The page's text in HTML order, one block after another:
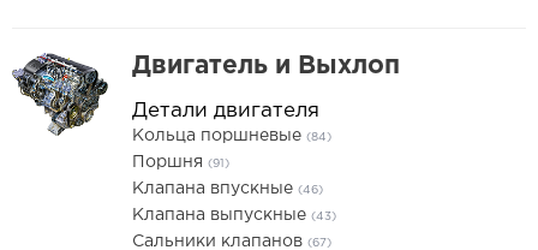
Двигатель и Выхлоп
Детали двигателя
Кольца поршневые (84)
Поршня (91)
Клапана впускные (46)
Клапана выпускные (43)
Сальники клапанов (67)